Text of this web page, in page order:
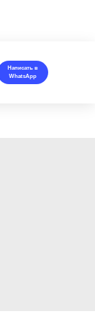
Написать в
WhatsApp